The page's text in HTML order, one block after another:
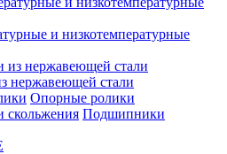
и низкотемпературные
нержавеющей стали
Опорные ролики
Подшипники